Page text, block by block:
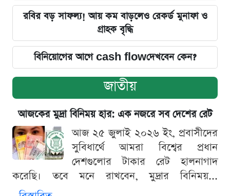
রবির বড় সাফল্য! আয় কম বাড়লেও রেকর্ড মুনাফা ও
গ্রাহক বৃদ্ধি
বিনিয়োগের আগে cash flowদেখবেন কেন?
জাতীয়
আজকের মুদ্রা বিনিময় হার: এক নজরে সব দেশের রেট
আজ ২৫ জুলাই ২০২৬ ইং, প্রবাসীদের
সুবিধার্থে আমরা বিশ্বের প্রধান
দেশগুলোর টাকার রেট হালনাগাদ
করেছি। তবে মনে রাখবেন, মুদ্রার বিনিময়...